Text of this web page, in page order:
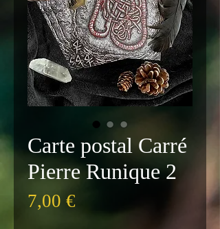
Carte postal Carré
Pierre Runique 2
7,00 €